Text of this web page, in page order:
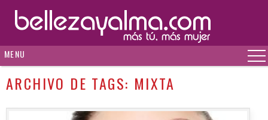
MENU
ARCHIVO DE TAGS: MIXTA